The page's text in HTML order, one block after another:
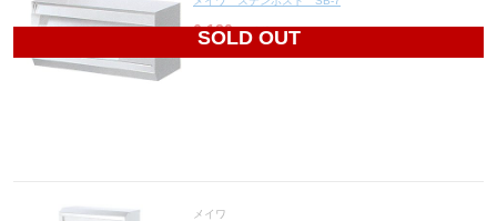
SOLD OUT
6,120 円(税込6,732円)
メイワ